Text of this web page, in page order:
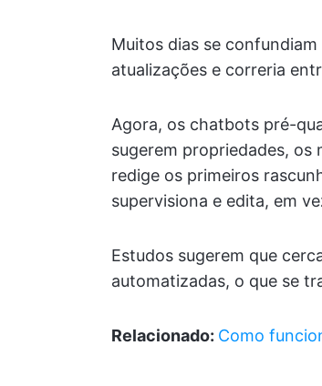
Muitos dias se
atualizações e correria
Agora, os chatbots pré-
sugerem propriedades, os
redige os primeiros
supervisiona e edita, em
Estudos sugerem que
automatizadas, o que se
Relacionado: Como